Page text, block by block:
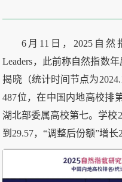
6月11日，2025自然
Leaders，此前称自然指数年
揭晓（统计时间节点为
487位，在中国内地高校排
湖北部委属高校第七。学校
到29.57，“调整后份额”增长